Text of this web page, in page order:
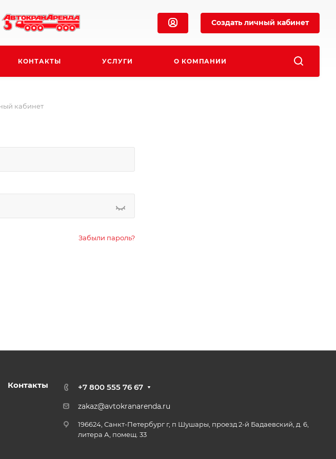
Создать личный кабинет
КОНТАКТЫ УСЛУГИ О КОМПАНИИ
кабинет
Забыли пароль?
Контакты +7 800 555 76 67
zakaz@avtokranarenda.ru
196624, Санкт-Петербург г, п Шушары, проезд 2-й Бадаевский, д. 6,
литера А, помещ. 33